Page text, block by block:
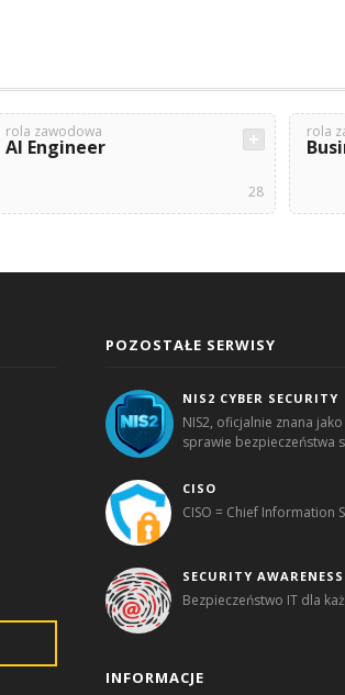
rola zawodowa
AI Engineer
28
rola
POZOSTAŁE SERWISY
NIS2 CYBER SECURITY
NIS2, oficjalnie znana
sprawie bezpieczeństwa
CISO
CISO = Chief Information
SECURITY AWARENESS
Bezpieczeństwo IT dla
INFORMACJE